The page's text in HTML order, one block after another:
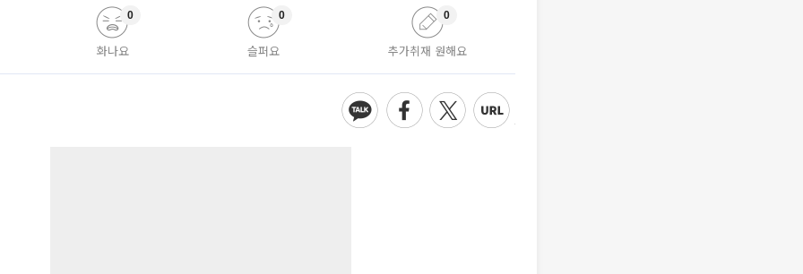
화나요
0
슬퍼요
0
추가취재 원해요
0